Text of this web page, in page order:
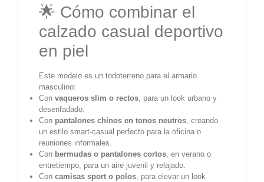
🌟 Cómo combinar el
calzado casual deportivo
en piel
Este modelo es un todoterreno para el armario
masculino:
Con vaqueros slim o rectos, para un look urbano y
desenfadado.
Con pantalones chinos en tonos neutros, creando
un estilo smart-casual perfecto para la oficina o
reuniones informales.
Con bermudas o pantalones cortos, en verano o
entretiempo, para un aire juvenil y relajado.
Con camisas sport o polos, para elevar un look